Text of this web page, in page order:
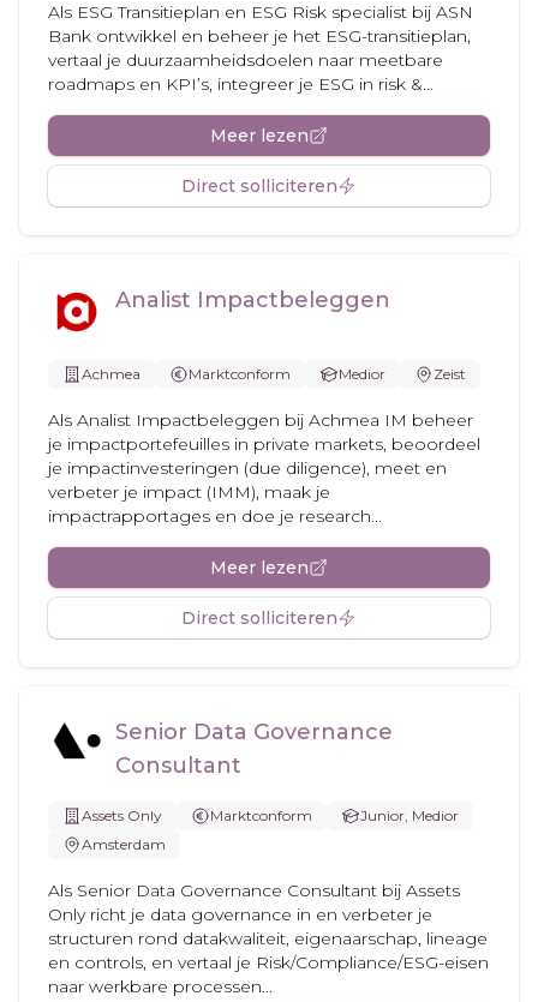
Als ESG Transitieplan en ESG Risk specialist bij ASN
Bank ontwikkel en beheer je het ESG-transitieplan,
vertaal je duurzaamheidsdoelen naar meetbare
roadmaps en KPI’s, integreer je ESG in risk &...
Meer lezen
Direct solliciteren
Analist Impactbeleggen
Achmea Marktconform Medior Zeist
Als Analist Impactbeleggen bij Achmea IM beheer
je impactportefeuilles in private markets, beoordeel
je impactinvesteringen (due diligence), meet en
verbeter je impact (IMM), maak je
impactrapportages en doe je research...
Meer lezen
Direct solliciteren
Senior Data Governance
Consultant
Assets Only Marktconform
Junior, Medior
Amsterdam
Als Senior Data Governance Consultant bij Assets
Only richt je data governance in en verbeter je
structuren rond datakwaliteit, eigenaarschap, lineage
en controls, en vertaal je Risk/Compliance/ESG-eisen
naar werkbare processen...